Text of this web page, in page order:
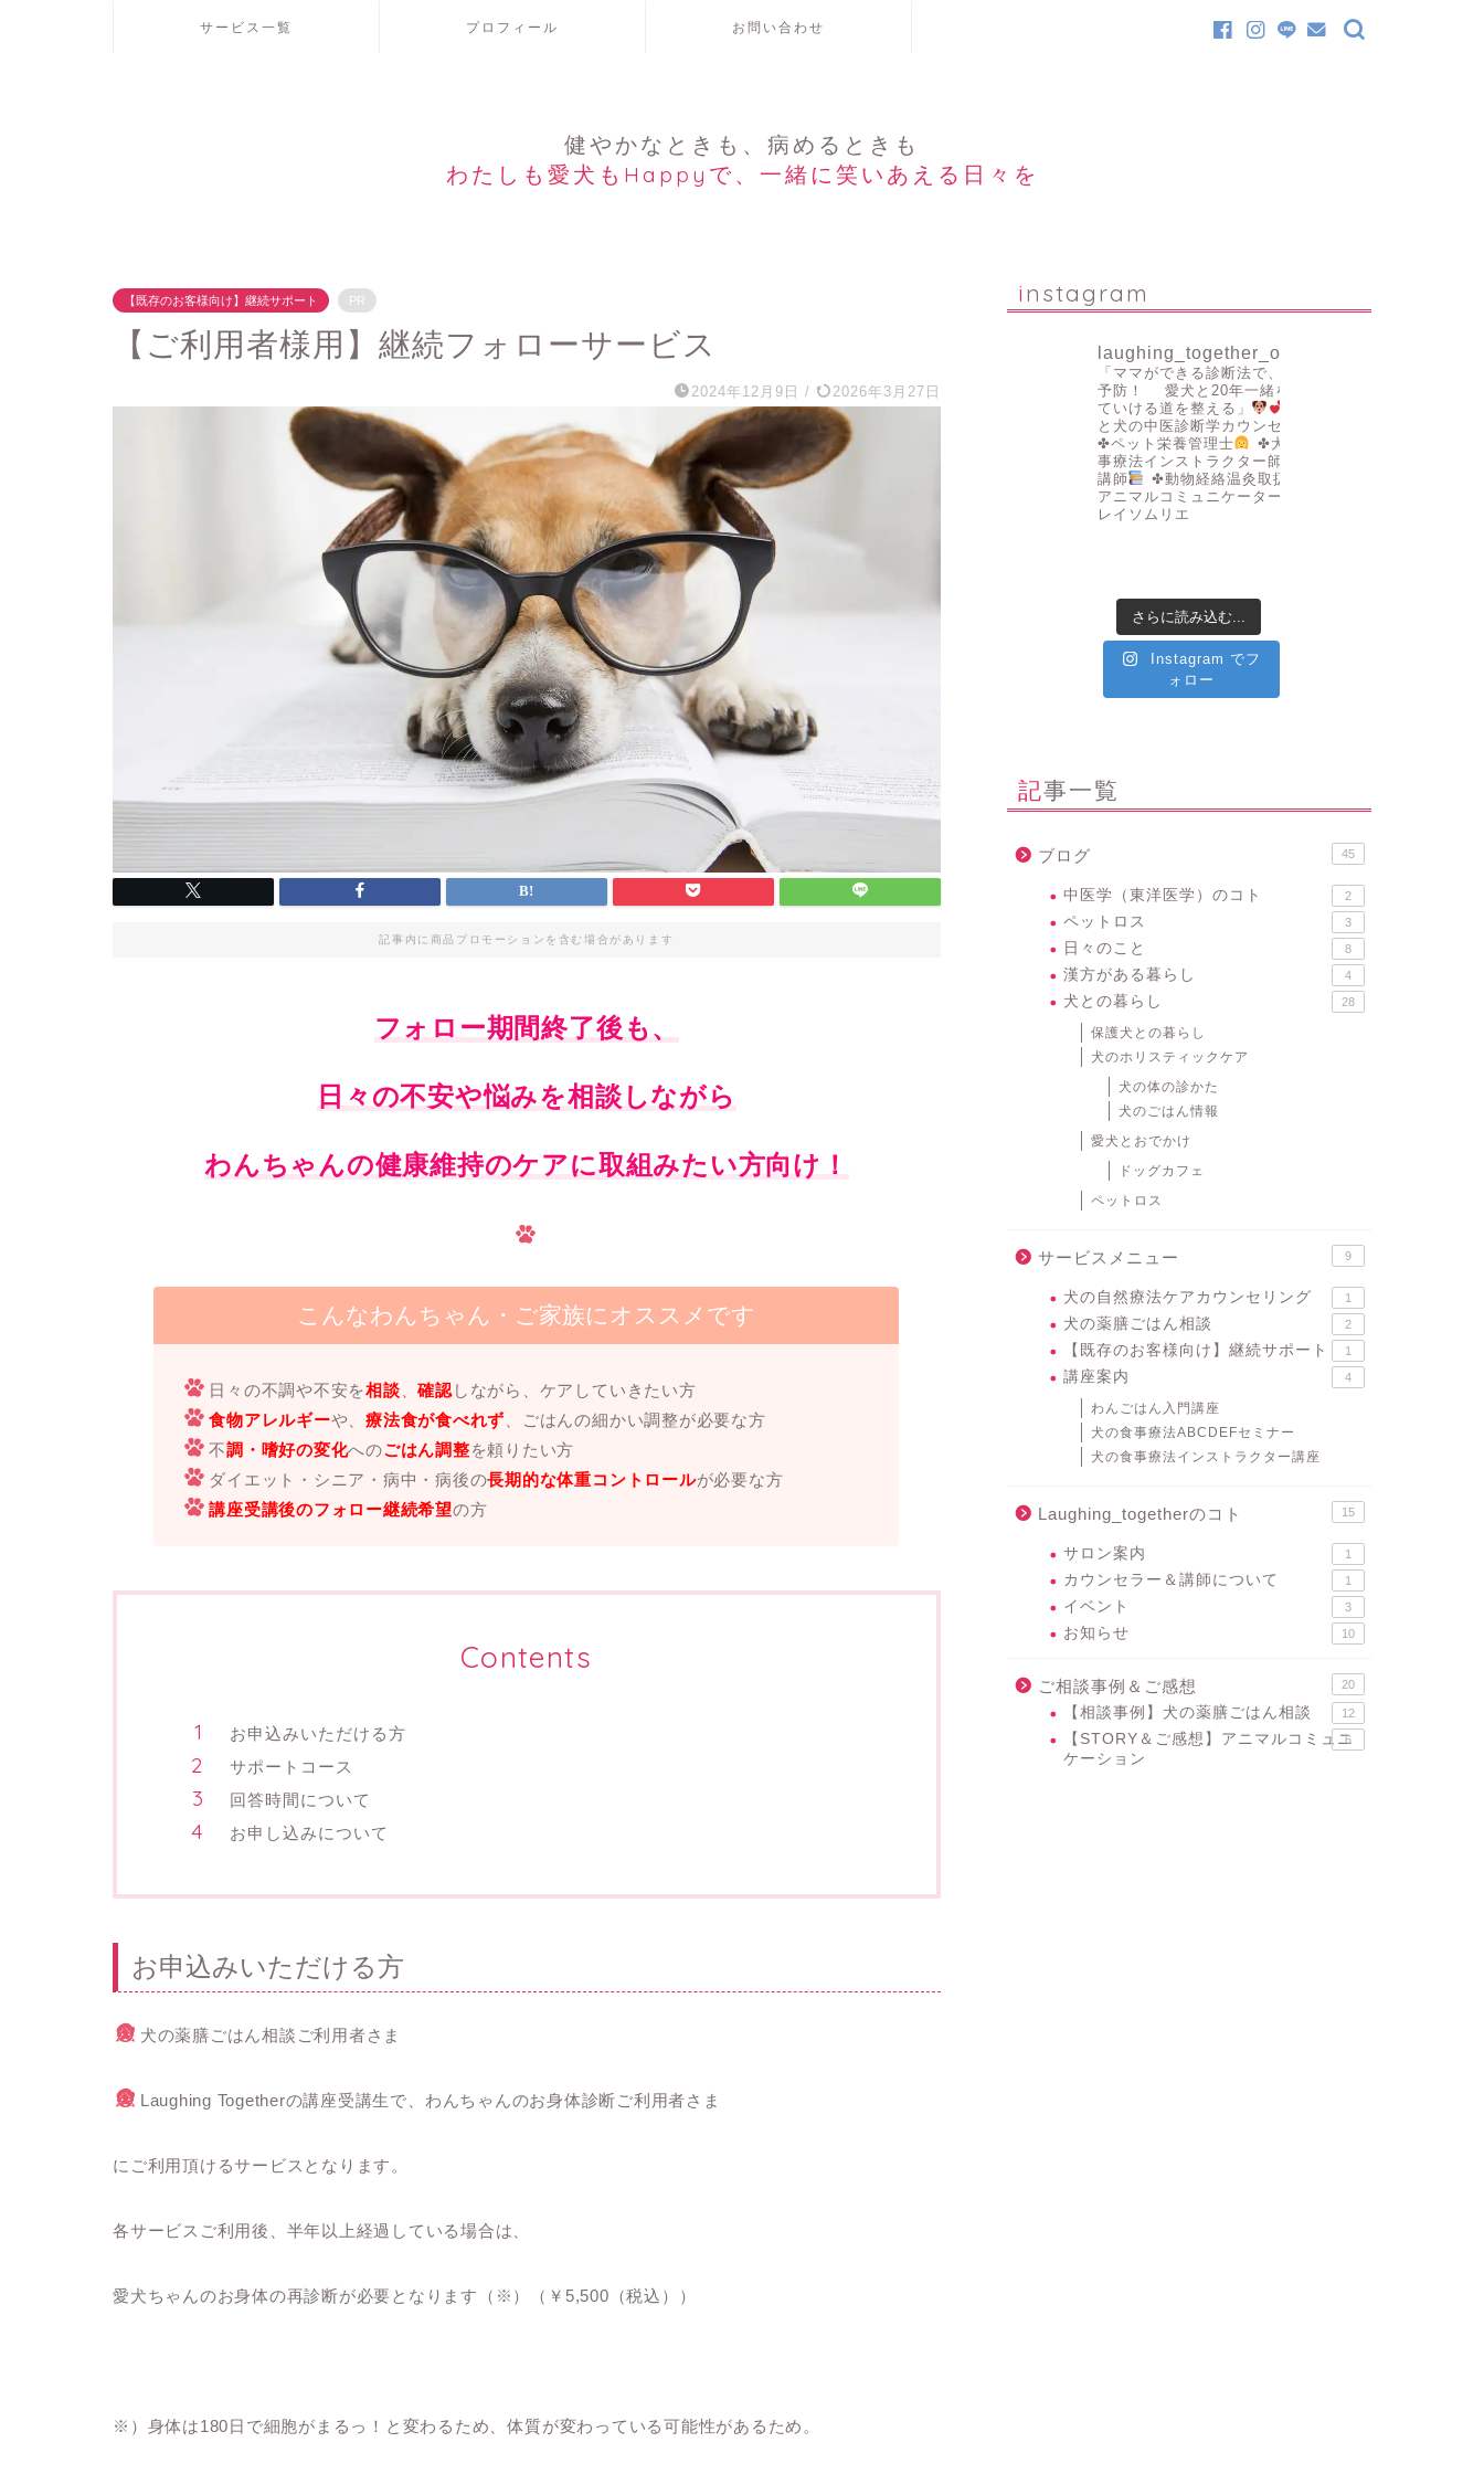
サービス一覧 プロフィール お問い合わせ
健やかなときも、病めるときも
わたしも愛犬もHappyで、一緒に笑いあえる日々を
【既存のお客様向け】継続サポート PR
【ご利用者様用】継続フォローサービス
2024年12月9日 / 2026年3月27日
記事内に商品プロモーションを含む場合があります
フォロー期間終了後も、
日々の不安や悩みを相談しながら
わんちゃんの健康維持のケアに取組みたい方向け！
こんなわんちゃん・ご家族にオススメです
日々の不調や不安を相談 、確認 しながら、ケアしていきたい方
食物アレルギーや、療法食が食べれず 、ごはんの細かい調整が必要な方
不調・嗜好の変化へのごはん調整を頼りたい方
ダイエット・シニア・病中・病後の長期的な体重コントロールが必要な方
講座受講後のフォロー継続希望の方
Contents
お申込みいただける方
サポートコース
回答時間について
お申し込みについて
お申込みいただける方
犬の薬膳ごはん相談ご利用者さま
Laughing Togetherの講座受講生で、わんちゃんのお身体診断ご利用者さま
にご利用頂けるサービスとなります。
各サービスご利用後、半年以上経過している場合は、
愛犬ちゃんのお身体の再診断が必要となります（※）（￥5,500（税込））
※）身体は180日で細胞がまるっ！と変わるため、体質が変わっている可能性があるため。
instagram
laughing_together_official
「ママができる診断法で、病気を
予防！
愛犬と20年一緒を叶え
ていける道を整える」
と犬の中医診断学カウンセラー
✤ペット栄養管理士
✤犬の食
事療法インストラクター師範認定
講師
✤動物経絡温灸取扱者
アニマルコミュニケーター
レイソムリエ
さらに読み込む...
Instagram でフ
ォロー
記事一覧
ブログ 45
中医学（東洋医学）のコト 2
ペットロス 3
日々のこと 8
漢方がある暮らし 4
犬との暮らし 28
保護犬との暮らし
犬のホリスティックケア
犬の体の診かた
犬のごはん情報
愛犬とおでかけ
ドッグカフェ
ペットロス
サービスメニュー 9
犬の自然療法ケアカウンセリング 1
犬の薬膳ごはん相談 2
【既存のお客様向け】継続サポート 1
講座案内 4
わんごはん入門講座
犬の食事療法ABCDEFセミナー
犬の食事療法インストラクター講座
Laughing_togetherのコト 15
サロン案内 1
カウンセラー＆講師について 1
イベント 3
お知らせ 10
ご相談事例＆ご感想 20
【相談事例】犬の薬膳ごはん相談 12
【STORY＆ご感想】アニマルコミュニ
ケーション
6